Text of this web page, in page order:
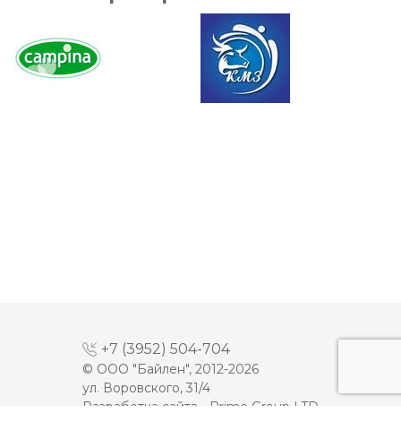
+7 (3952) 504-704
© ООО "Байлен", 2012-2026
ул. Воровского, 31/4
Разработка сайта -
Prime Group LTD